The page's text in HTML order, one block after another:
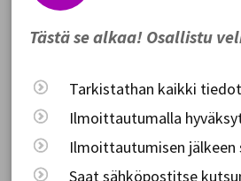
Tästä se alkaa! Osallistu
Tarkistathan kaikki
Ilmoittautumalla
Ilmoittautumisen jälkeen
Saat sähköpostitse